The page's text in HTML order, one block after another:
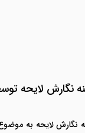
نگارش لایحه
نگارش لایحه به